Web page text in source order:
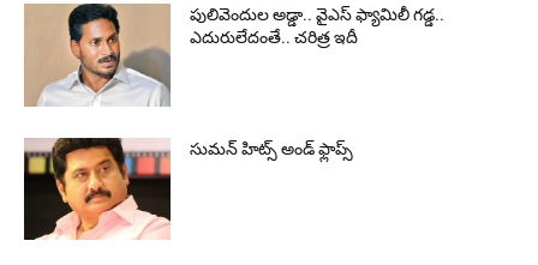
పులివెందుల అడ్డా.. వైఎస్ ఫ్యామిలీ గడ్డ..
ఎదురులేదంతే.. చరిత్ర ఇదీ
సుమ‌న్ హిట్స్ అండ్ ఫ్లాప్స్‌